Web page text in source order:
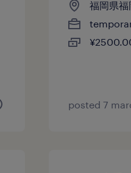
福岡県
posted 7